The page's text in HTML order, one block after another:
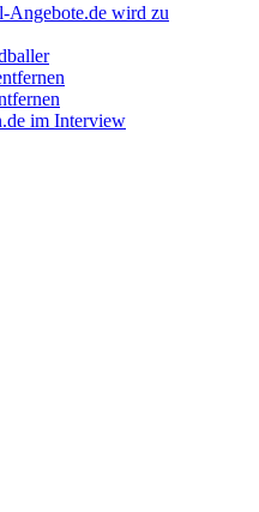
Angebote.de wird zu
im Interview